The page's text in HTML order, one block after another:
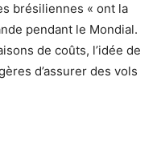
brésiliennes « ont la
pendant le Mondial.
de coûts, l’idée de
d’assurer des vols